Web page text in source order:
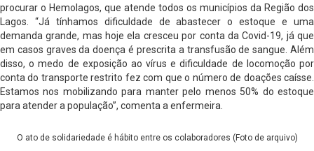
procurar o Hemolagos, que atende todos os municípios da Região dos
Lagos. “Já tínhamos dificuldade de abastecer o estoque e uma
demanda grande, mas hoje ela cresceu por conta da Covid-19, já que
em casos graves da doença é prescrita a transfusão de sangue. Além
disso, o medo de exposição ao vírus e dificuldade de locomoção por
conta do transporte restrito fez com que o número de doações caísse.
Estamos nos mobilizando para manter pelo menos 50% do estoque
para atender a população”, comenta a enfermeira.
O ato de solidariedade é hábito entre os colaboradores (Foto de arquivo)